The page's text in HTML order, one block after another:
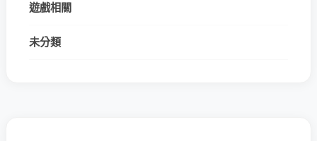
遊戲相關
未分類